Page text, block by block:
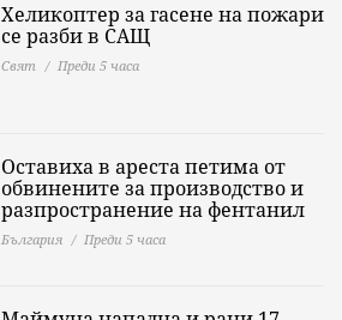
Хеликоптер за гасене на пожари
се разби в САЩ
Свят Преди 5 часа
Оставиха в ареста петима от
обвинените за производство и
разпространение на фентанил
България Преди 5 часа